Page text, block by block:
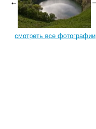
смотреть все фотографии